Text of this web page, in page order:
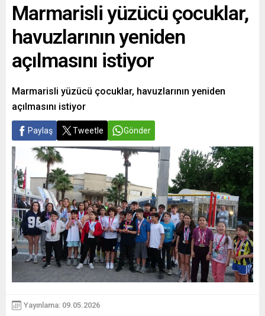
Marmarisli yüzücü çocuklar,
havuzlarının yeniden
açılmasını istiyor
Marmarisli yüzücü çocuklar, havuzlarının yeniden
açılmasını istiyor
Paylaş Tweetle Gönder
Yayınlama: 09.05.2026